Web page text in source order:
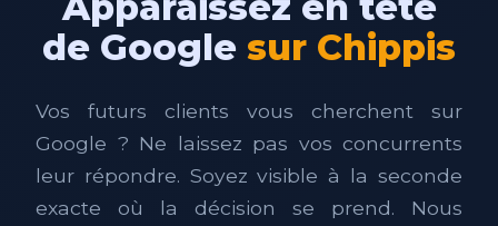
de Google sur Chippis
Vos futurs clients vous cherchent sur
Google ? Ne laissez pas vos concurrents
leur répondre. Soyez visible à la seconde
exacte où la décision se prend. Nous